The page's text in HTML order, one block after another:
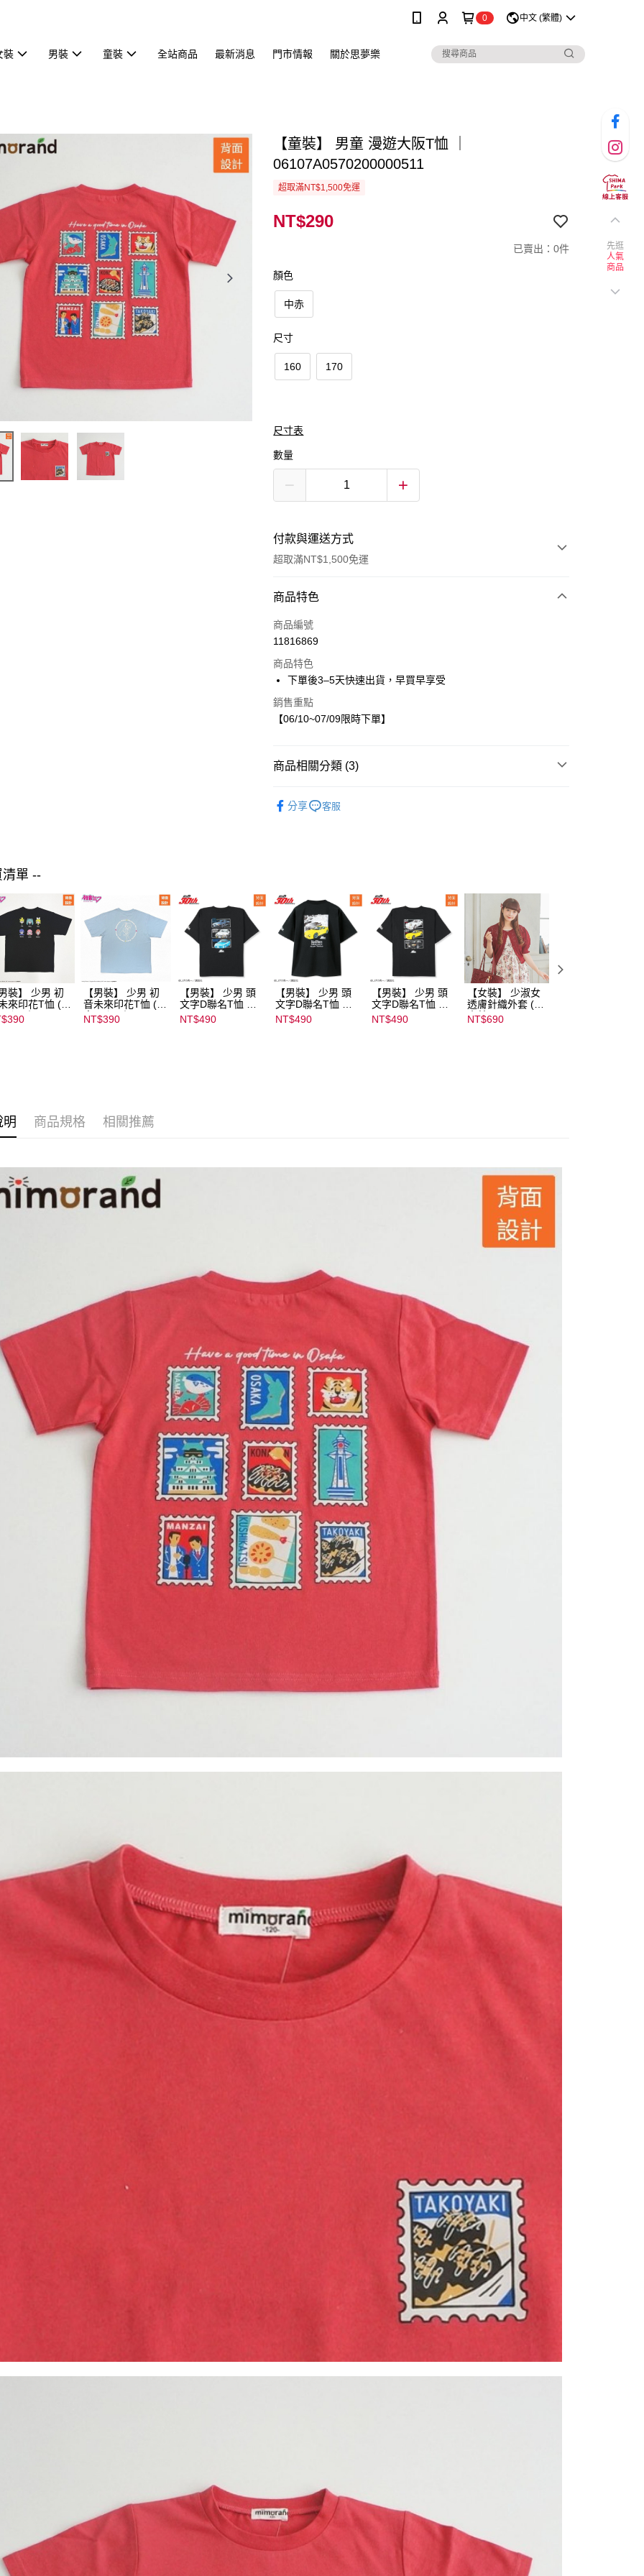
0 中文 (繁體)
裝 男裝 童裝 全站商品 最新消息 門市情報 關於思夢樂
【童裝】 男童 漫遊大阪T恤 ｜
06107A0570200000511
超取滿NT$1,500免運
NT$290
已賣出：0件
顏色
中赤
尺寸
160 170
尺寸表
數量
付款與運送方式
超取滿NT$1,500免運
付款方式
信用卡一次付款
Apple Pay
街口支付
付款後全家取貨
宅配
每筆NT$80，滿NT$1,500(含以上)免運費
商品特色
商品編號
11816869
商品特色
下單後3–5天快速出貨，早買早享受
銷售重點
【06/10~07/09限時下單】
商品相關分類 (3)
分享 客服
單 --
裝】 少男 初
來印花T恤 (初
ク) ｜
【男裝】 少男 初
音未來印花T恤 (初
音ミク) ｜
08022B01232000
NT$390
【男裝】 少男 頭
文字D聯名T恤 ｜
07102B01232000
15439
NT$490
【男裝】 少男 頭
文字D聯名T恤 ｜
07102B01232000
15434
NT$490
【男裝】 少男 頭
文字D聯名T恤 ｜
07102B01232000
15437
NT$490
【女裝】 少淑女
透膚針織外套 (青
木美沙子m♡petit
by misako)｜
NT$690
明 商品規格 相關推薦
先逛
人氣
商品